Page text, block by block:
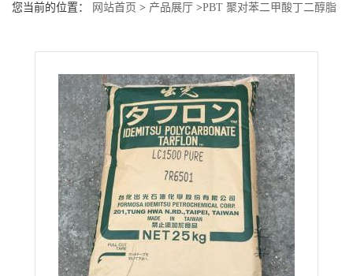
您当前的位置： 网站首页 > 产品展厅 >PBT 聚对苯二甲酸丁二醇脂